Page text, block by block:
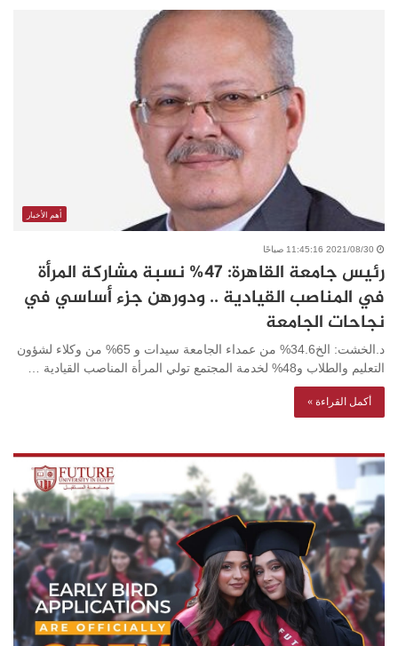
أهم الأخبار
2021/08/30 11:45:16 صباحًا
رئيس جامعة القاهرة: 47% نسبة مشاركة المرأة
في المناصب القيادية .. ودورهن جزء أساسي في
نجاحات الجامعة
د.الخشت: الخ34.6% من عمداء الجامعة سيدات و 65% من وكلاء لشؤون
التعليم والطلاب و48% لخدمة المجتمع تولي المرأة المناصب القيادية …
أكمل القراءة »